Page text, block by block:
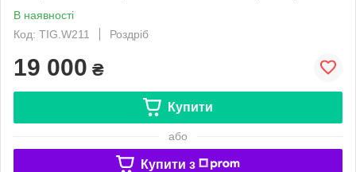
В наявності
Код: TIG.W211
Роздріб
19 000 ₴
Купити
або
Купити з